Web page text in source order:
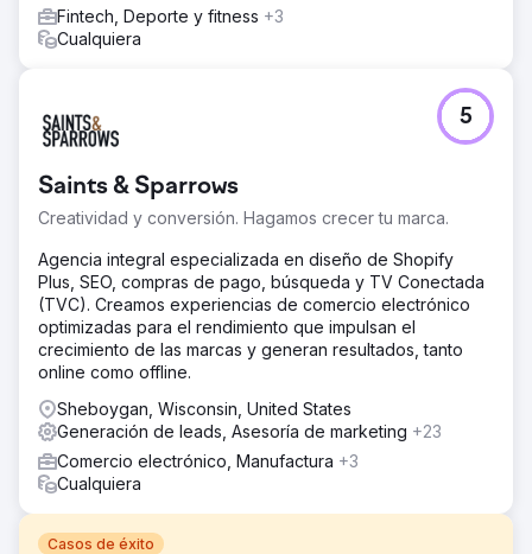
Fintech, Deporte y fitness +3
Cualquiera
Saints & Sparrows
Creatividad y conversión. Hagamos crecer tu marca.
5
Agencia integral especializada en diseño de Shopify
Plus, SEO, compras de pago, búsqueda y TV Conectada
(TVC). Creamos experiencias de comercio electrónico
optimizadas para el rendimiento que impulsan el
crecimiento de las marcas y generan resultados, tanto
online como offline.
Sheboygan, Wisconsin, United States
Generación de leads, Asesoría de marketing +23
Comercio electrónico, Manufactura +3
Cualquiera
Casos de éxito